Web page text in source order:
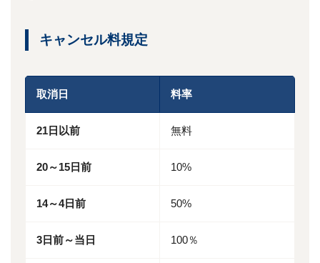
キャンセル料規定
取消日 料率
21日以前 無料
20～15日前 10%
14～4日前 50%
3日前～当日 100％